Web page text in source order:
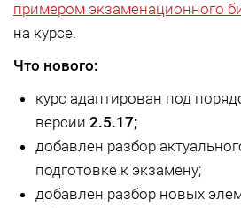
примером экзаменационного
на курсе.
Что нового:
курс адаптирован под
версии 2.5.17;
добавлен разбор
подготовке к экзамену;
добавлен разбор новых